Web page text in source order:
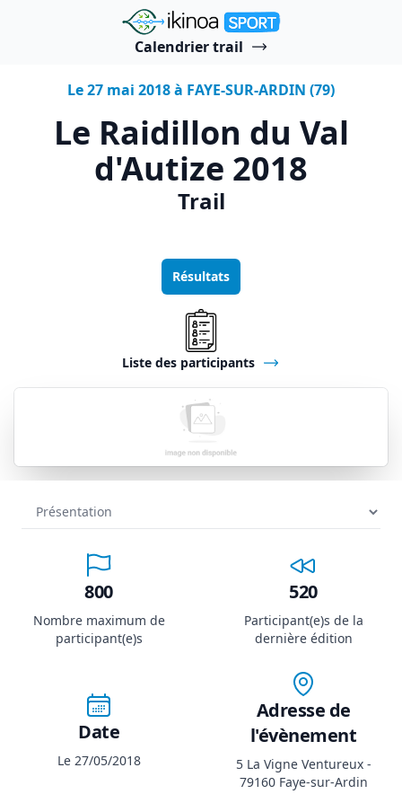
"Ikinoa Sport"
Calendrier trail
Le 27 mai 2018 à FAYE-SUR-ARDIN (79)
Le Raidillon du Val
d'Autize 2018
Trail
Résultats
Liste des participants
800
Nombre maximum de
participant(e)s
520
Participant(e)s de la
dernière édition
Date
Le 27/05/2018
Adresse de
l'évènement
5 La Vigne Ventureux -
79160 Faye-sur-Ardin